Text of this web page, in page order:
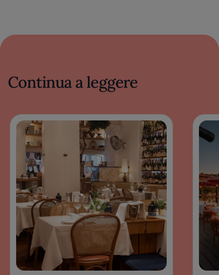
Continua a leggere